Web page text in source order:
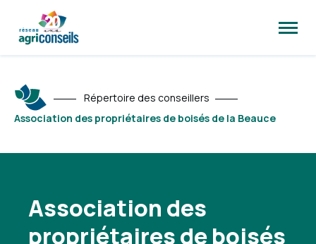
la
Répertoire des conseillers
Association des propriétaires de boisés de la Beauce
Association des
propriétaires de boisés